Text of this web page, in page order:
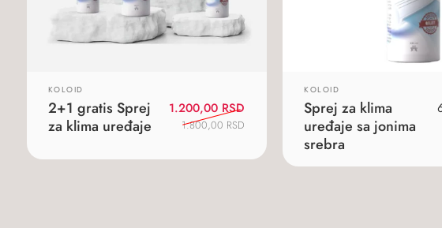
KOLOID
2+1 gratis Sprej
za klima uređaje
1.800,00 RSD
Originalna
cena
bila:
1.200,00 RSDTrenutna
cena
1.200,00 RSD.
KOLOID
Sprej za klima
uređaje sa jonima
srebra